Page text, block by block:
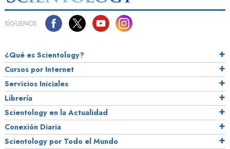
SÍGUENOS
¿Qué es Scientology?
Cursos por Internet
Servicios Iniciales
Librería
Scientology en la Actualidad
Conexión Diaria
Scientology por Todo el Mundo